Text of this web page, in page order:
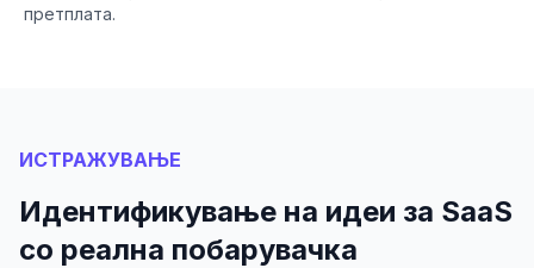
претплата.
ИСТРАЖУВАЊЕ
Идентификување на идеи за SaaS
со реална побарувачка